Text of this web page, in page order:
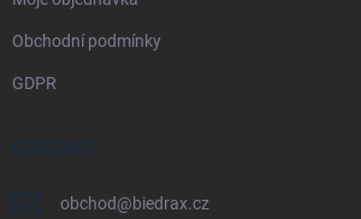
Obchodní podmínky
GDPR
KONTAKT
obchod@biedrax.cz